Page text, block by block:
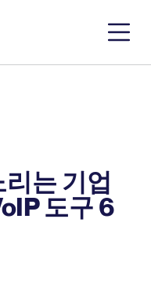
는 기업
도구 6